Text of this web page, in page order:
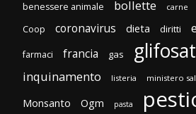
benessere animale bollette carne
Coop coronavirus dieta diritti
farmaci francia gas
inquinamento listeria ministero
Monsanto Ogm pasta